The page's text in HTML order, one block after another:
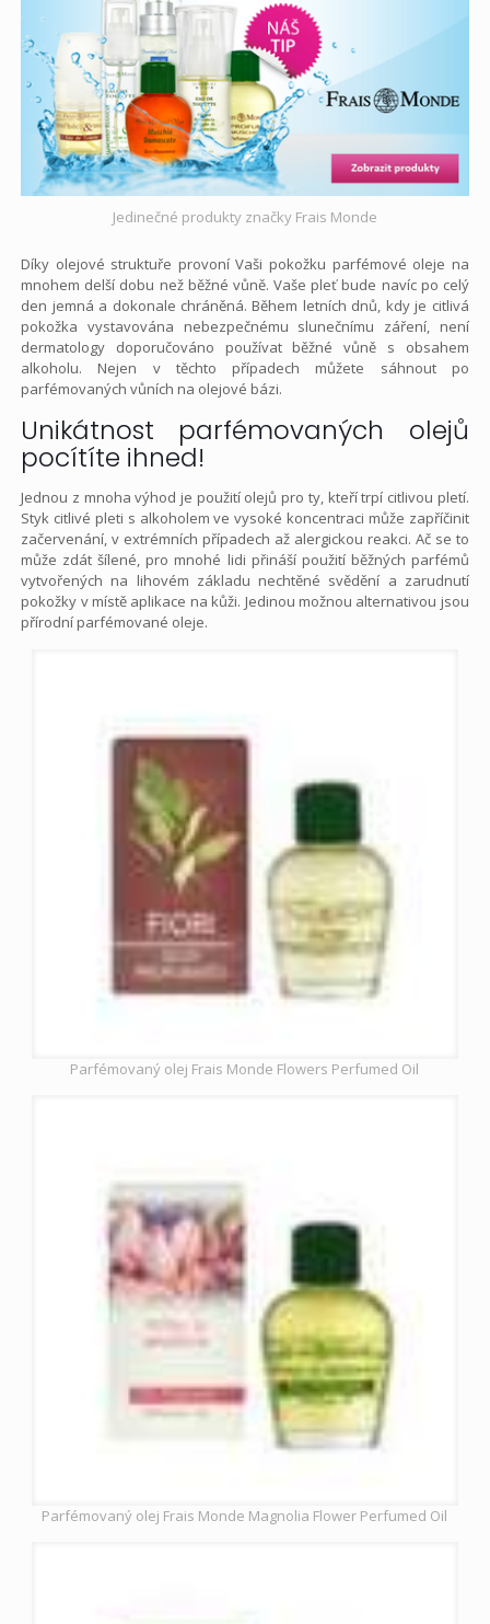
Jedinečné produkty značky Frais Monde
Díky olejové struktuře provoní Vaši pokožku parfémové oleje na
mnohem delší dobu než běžné vůně. Vaše pleť bude navíc po celý
den jemná a dokonale chráněná. Během letních dnů, kdy je citlivá
pokožka vystavována nebezpečnému slunečnímu záření, není
dermatology doporučováno používat běžné vůně s obsahem
alkoholu. Nejen v těchto případech můžete sáhnout po
parfémovaných vůních na olejové bázi.
Unikátnost parfémovaných olejů
pocítíte ihned!
Jednou z mnoha výhod je použití olejů pro ty, kteří trpí citlivou pletí.
Styk citlivé pleti s alkoholem ve vysoké koncentraci může zapříčinit
začervenání, v extrémních případech až alergickou reakci. Ač se to
může zdát šílené, pro mnohé lidi přináší použití běžných parfémů
vytvořených na lihovém základu nechtěné svědění a zarudnutí
pokožky v místě aplikace na kůži. Jedinou možnou alternativou jsou
přírodní parfémované oleje.
Parfémovaný olej Frais Monde Flowers Perfumed Oil
Parfémovaný olej Frais Monde Magnolia Flower Perfumed Oil